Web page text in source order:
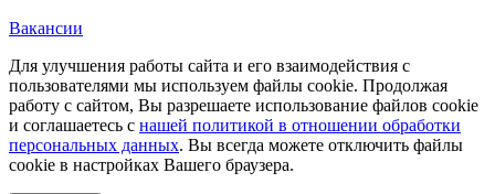
Вакансии
Для улучшения работы сайта и его взаимодействия с
пользователями мы используем файлы cookie. Продолжая
работу с сайтом, Вы разрешаете использование файлов cookie
и соглашаетесь с нашей политикой в отношении обработки
персональных данных. Вы всегда можете отключить файлы
cookie в настройках Вашего браузера.